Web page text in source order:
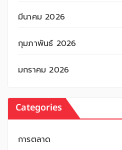
มีนาคม 2026
กุมภาพันธ์ 2026
มกราคม 2026
Categories
การตลาด